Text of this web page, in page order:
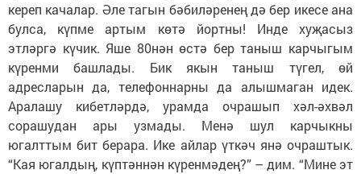
кереп качалар. Әле тагын бәбиләренең дә бер икесе ана
булса, күпме артым көтә йортны! Инде хуҗасыз
этләргә күчик. Яше 80нән өстә бер таныш карчыгым
күренми башлады. Бик якын таныш түгел, өй
адресларын да, телефоннарны да алышмаган идек.
Аралашу кибетләрдә, урамда очрашып хәл-әхвәл
сорашудан ары узмады. Менә шул карчыкны
югалттым бит берара. Ике айлар үткәч янә очраштык.
“Кая югалдың, күптәннән күренмәдең?” – дим. “Мине эт